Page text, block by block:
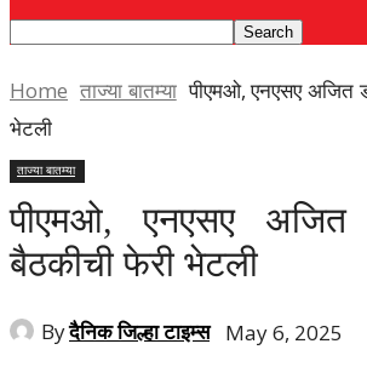
Home ताज्या बातम्या पीएमओ, एनएसए अजित
भेटली
ताज्या बातम्या
पीएमओ, एनएसए अजित
बैठकीची फेरी भेटली
Byदैनिक जिल्हा टाइम्स May 6, 2025